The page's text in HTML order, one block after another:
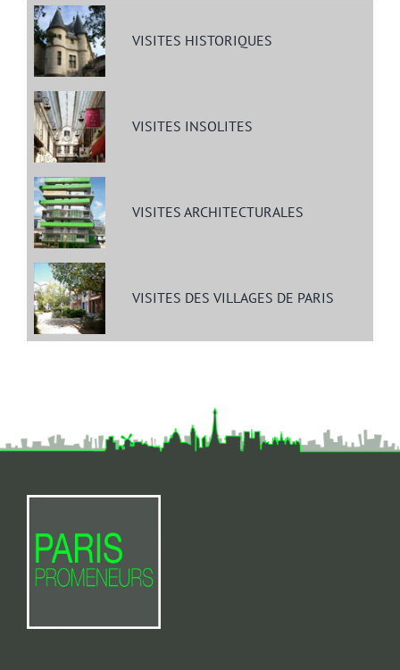
VISITES HISTORIQUES
VISITES INSOLITES
VISITES ARCHITECTURALES
VISITES DES VILLAGES DE PARIS